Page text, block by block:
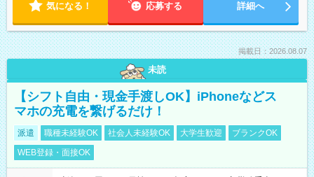
気になる！ 応募する 詳細へ
掲載日：2026.08.07
未読
【シフト自由・現金手渡しOK】iPhoneなどス
マホの充電を繋げるだけ！
派遣 職種未経験OK 社会人未経験OK 大学生歓迎
ブランクOK
WEB登録・面接OK